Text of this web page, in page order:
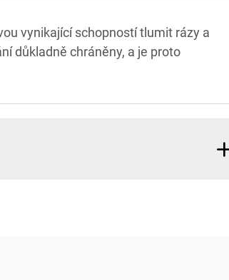
vynikající schopností tlumit rázy a
důkladně chráněny, a je proto